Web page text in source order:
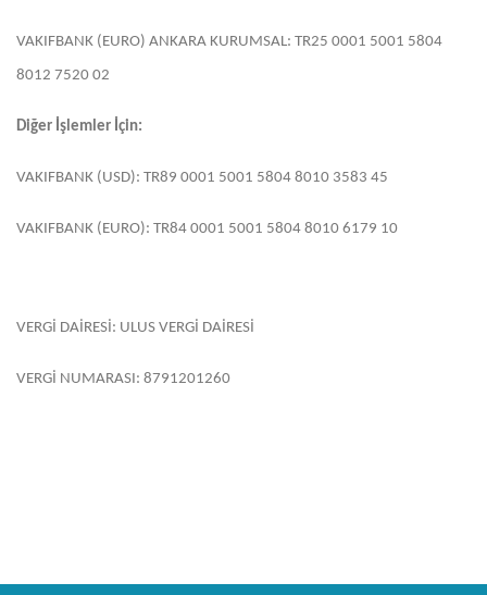
VAKIFBANK (EURO) ANKARA KURUMSAL: TR25 0001 5001 5804
8012 7520 02
Diğer İşlemler İçin:
VAKIFBANK (USD): TR89 0001 5001 5804 8010 3583 45
VAKIFBANK (EURO): TR84 0001 5001 5804 8010 6179 10
VERGİ DAİRESİ: ULUS VERGİ DAİRESİ
VERGİ NUMARASI: 8791201260